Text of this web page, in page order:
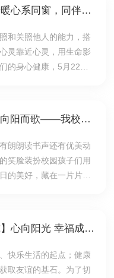
【小学·德育】知情暖心系同窗，同伴互助共成长——我校开展班级同辈互助主题心理班会活动
和关照他人的能力，搭
灵靠近心灵，用生命影
的身心健康，5月22
【美育】寻梦而行 向阳而歌——我校小学生歌咏比赛圆满结束
朗朗读书声还有优美动
笑脸装扮校园孩子们用
的美好，藏在一片片充
【少先队•升旗仪式】心向阳光 幸福成长——我校举行第15周小学生升旗仪式
快乐生活的起点；健康
取友谊的基石。为了切